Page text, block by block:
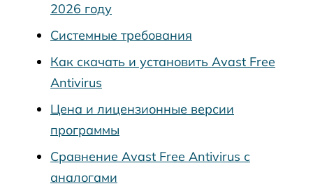
2026 году
Системные требования
Как скачать и установить Avast Free
Antivirus
Цена и лицензионные версии
программы
Сравнение Avast Free Antivirus с
аналогами